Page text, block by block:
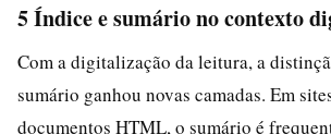
5 Índice e sumário no contexto
Com a digitalização da leitura, a
sumário ganhou novas camadas. Em
documentos HTML, o sumário é